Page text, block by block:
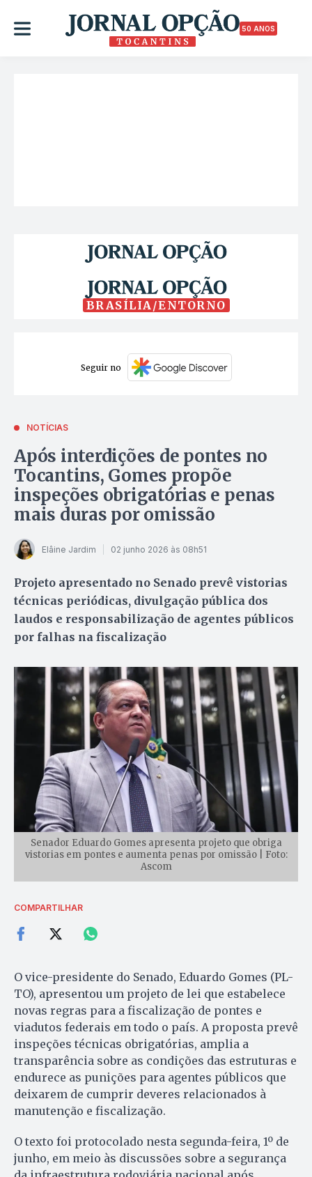
50 ANOS
BRASÍLIA/ENTORNO
Seguir no
NOTÍCIAS
Após interdições de pontes no
Tocantins, Gomes propõe
inspeções obrigatórias e penas
mais duras por omissão
Elâine Jardim 02 junho 2026 às 08h51
Projeto apresentado no Senado prevê vistorias
técnicas periódicas, divulgação pública dos
laudos e responsabilização de agentes públicos
por falhas na fiscalização
Senador Eduardo Gomes apresenta projeto que obriga
vistorias em pontes e aumenta penas por omissão | Foto:
Ascom
COMPARTILHAR
O vice-presidente do Senado, Eduardo Gomes (PL-
TO), apresentou um projeto de lei que estabelece
novas regras para a fiscalização de pontes e
viadutos federais em todo o país. A proposta prevê
inspeções técnicas obrigatórias, amplia a
transparência sobre as condições das estruturas e
endurece as punições para agentes públicos que
deixarem de cumprir deveres relacionados à
manutenção e fiscalização.
O texto foi protocolado nesta segunda-feira, 1º de
junho, em meio às discussões sobre a segurança